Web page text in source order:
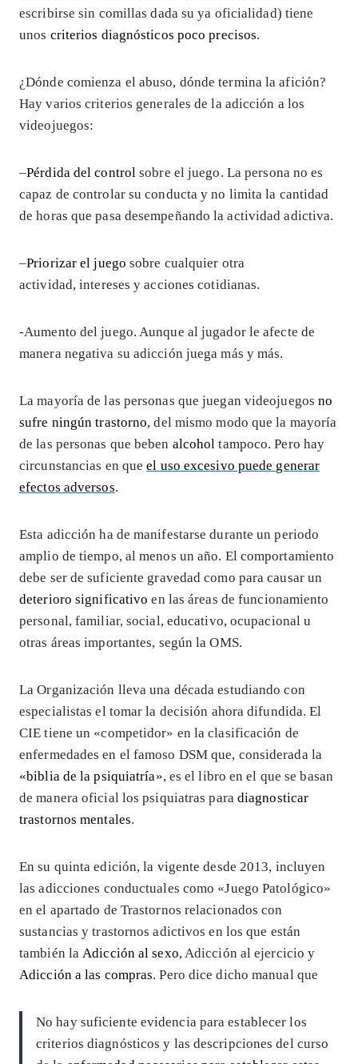
escribirse sin comillas dada su ya oficialidad) tiene
unos criterios diagnósticos poco precisos.
¿Dónde comienza el abuso, dónde termina la afición?
Hay varios criterios generales de la adicción a los
videojuegos:
–Pérdida del control sobre el juego. La persona no es
capaz de controlar su conducta y no limita la cantidad
de horas que pasa desempeñando la actividad adictiva.
–Priorizar el juego sobre cualquier otra
actividad, intereses y acciones cotidianas.
-Aumento del juego. Aunque al jugador le afecte de
manera negativa su adicción juega más y más.
La mayoría de las personas que juegan videojuegosno
sufre ningún trastorno, del mismo modo que la mayoría
de las personas que beben alcohol tampoco. Pero hay
circunstancias en queel uso excesivo puede generar
efectos adversos.
Esta adicción ha de manifestarse durante un periodo
amplio de tiempo, al menos un año. El comportamiento
debe ser de suficiente gravedad como para causar un
deterioro significativo en las áreas de funcionamiento
personal, familiar, social, educativo, ocupacional u
otras áreas importantes, según la OMS.
La Organización lleva una década estudiando con
especialistas el tomar la decisión ahora difundida. El
CIE tiene un «competidor» en la clasificación de
enfermedades en el famoso DSM que, considerada la
«biblia de la psiquiatría», es el libro en el que se basan
de manera oficial los psiquiatras para diagnosticar
trastornos mentales.
En su quinta edición, la vigente desde 2013, incluyen
las adicciones conductuales como «Juego Patológico»
en el apartado de Trastornos relacionados con
sustancias y trastornos adictivos en los que están
también la Adicción al sexo, Adicción al ejercicio y
Adicción a las compras. Pero dice dicho manual que
No hay suficiente evidencia para establecer los
criterios diagnósticos y las descripciones del curso